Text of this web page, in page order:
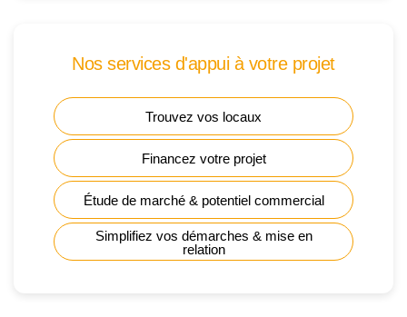
Nos services d'appui à votre projet
Trouvez vos locaux
Financez votre projet
Étude de marché & potentiel commercial
Simplifiez vos démarches & mise en
relation